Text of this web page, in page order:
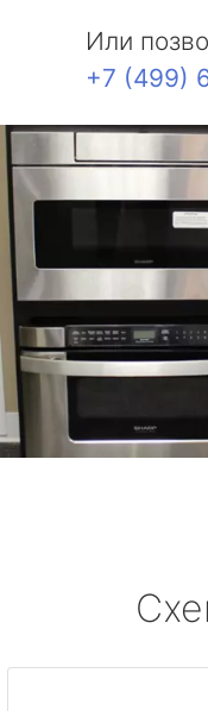
Или
+7 (499)